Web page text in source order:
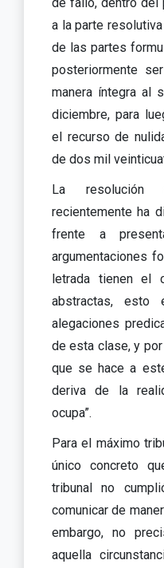
a la parte
de las partes
posteriormente
manera íntegra al
diciembre, para
el recurso de
de dos mil
La resolución
recientemente ha
frente a
argumentaciones
letrada tienen el
abstractas, esto
alegaciones
de esta clase, y
que se hace a
deriva de la
ocupa”.
Para el máximo
único concreto
tribunal no
comunicar de
embargo, no
aquella